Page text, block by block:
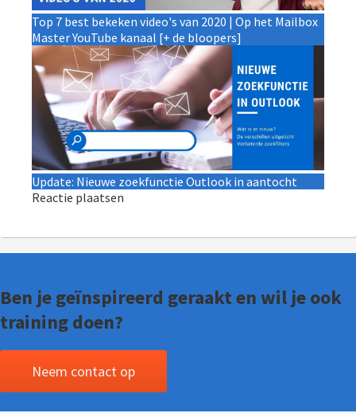
Top 7 best bekeken video's van 2020 | Op het Mailbox
Master YouTube kanaal [+ de bloopers]
Update: Nieuwe zoekfunctie Outlook in aantocht
Reactie plaatsen
Ben je geïnspireerd geraakt en wil je ook
training doen?
Neem contact op